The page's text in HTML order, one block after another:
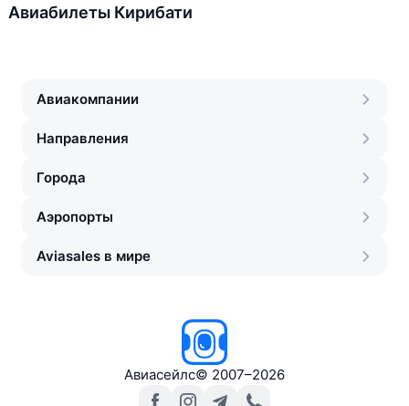
Авиабилеты Кирибати
Авиакомпании
Направления
Города
Аэропорты
Aviasales в мире
Авиасейлс© 2007–2026